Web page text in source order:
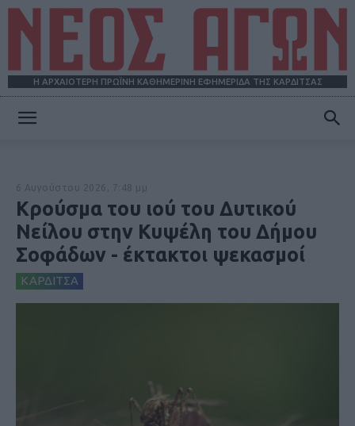
Η ΑΡΧΑΙΟΤΕΡΗ ΠΡΩΪΝΗ ΚΑΘΗΜΕΡΙΝΗ ΕΦΗΜΕΡΙΔΑ ΤΗΣ ΚΑΡΔΙΤΣΑΣ
Κρούσμα του ιού του Δυτικού
Νείλου στην Κυψέλη του Δήμου
Σοφάδων - έκτακτοι ψεκασμοί
ΚΑΡΔΙΤΣΑ